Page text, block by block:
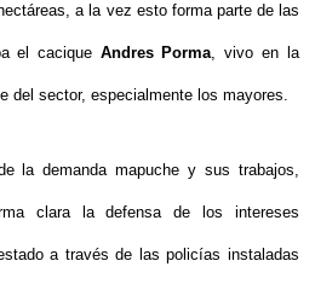
a la vez esto forma parte de las
el cacique Andres Porma, vivo en la
del sector, especialmente los mayores.
la demanda mapuche y sus trabajos,
clara la defensa de los intereses
a través de las policías instaladas